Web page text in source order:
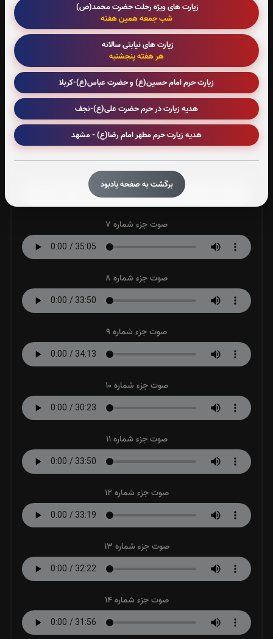
زیارت های ویژه رحلت حضرت محمد(ص)
شب جمعه همین هفته
زیارت های نیابتی سالانه
هر هفته پنجشنبه
زیارت حرم امام حسین(ع) و حضرت عباس(ع)-کربلا
هدیه زیارت در حرم حضرت علی(ع)-نجف
هدیه زیارت حرم مطهر امام رضا(ع) - مشهد
برگشت به صفحه یادبود
صوت جزء شماره 3
صوت جزء شماره 4
صوت جزء شماره 5
صوت جزء شماره 6
صوت جزء شماره 7
صوت جزء شماره 8
صوت جزء شماره 9
صوت جزء شماره 10
صوت جزء شماره 11
صوت جزء شماره 12
صوت جزء شماره 13
صوت جزء شماره 14